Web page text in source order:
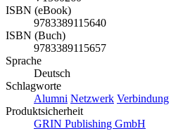
ISBN (eBook)
9783389115640
ISBN (Buch)
9783389115657
Sprache
Deutsch
Schlagworte
Alumni Netzwerk Verbindung
Produktsicherheit
GRIN Publishing GmbH